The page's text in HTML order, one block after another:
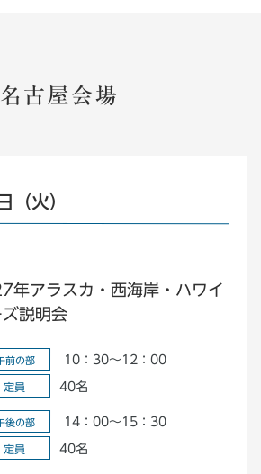
名古屋会場
（火）
年アラスカ・西海岸・ハワイ
説明会
前の部 10：30～12：00
定員 40名
後の部 14：00～15：30
定員 40名